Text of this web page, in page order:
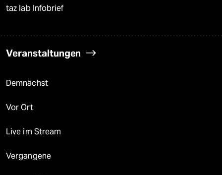
taz lab Infobrief
Veranstaltungen
Demnächst
Vor Ort
Live im Stream
Vergangene